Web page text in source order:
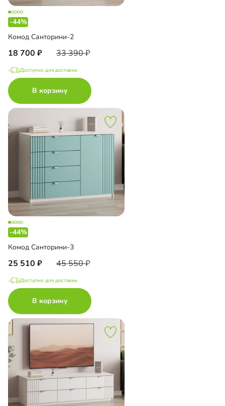
-44%
Комод Санторини-2
18 700 33 390
Доступно для доставки
В корзину
-44%
Комод Санторини-3
25 510 45 550
Доступно для доставки
В корзину